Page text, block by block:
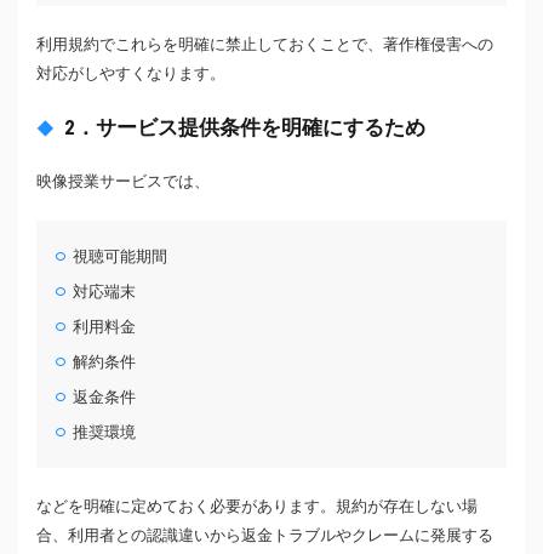
利用規約でこれらを明確に禁止しておくことで、著作権侵害への
対応がしやすくなります。
2．サービス提供条件を明確にするため
映像授業サービスでは、
視聴可能期間
対応端末
利用料金
解約条件
返金条件
推奨環境
などを明確に定めておく必要があります。規約が存在しない場
合、利用者との認識違いから返金トラブルやクレームに発展する